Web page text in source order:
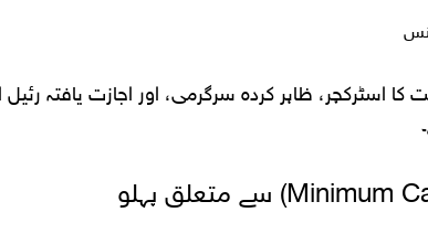
اسٹرکچر، ظاہر کردہ سرگرمی، اور اجازت یافتہ